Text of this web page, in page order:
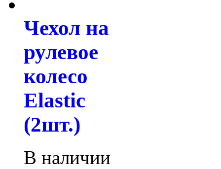
Чехол на
рулевое
колесо
Elastic
(2шт.)
В наличии